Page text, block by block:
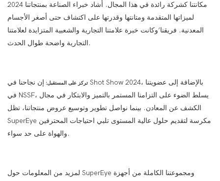
2024 مكانتنا كشركة رائدة في هذا المجال. أشاد خبراء الصناعة بمنتجاتنا
لميزاتها المتقدمة ومتانتها وقدرتها على اكتشاف حتى أصغر الأجسام
المعدنية. فريقنا’وكانت خبرة علامتنا التجارية والشعبية المتزايدة لعلامتنا
التجارية واضحة طوال الحدث.
تركز على المستقبل: إن نجاحنا في Shot Show 2024، بالإضافة إلى عضويتنا
في NSSF، يسلط الضوء على التزامنا المستمر بالتميز والابتكار في مجال
الكشف عن المعادن. بينما نواصل تطوير وتوسيع عروض منتجاتنا، تظل
SuperEye مكرسة لتقديم حلول عالية المستوى تلبي احتياجات المحترفين
والهواة على حد سواء.
لمزيد من المعلومات حول SuperEye ومجموعتنا الكاملة من أجهزة